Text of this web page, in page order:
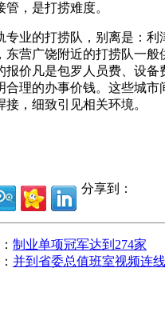
管，是打捞难度。
业的打捞队，别离是：利
东营广饶附近的打捞队一般
报价凡是包罗人员费、设备
合理的办事价钱。这些城市
接，细致引见相关环境。
分享到：
制业单项冠军达到274家
并到省委总值班室视频连